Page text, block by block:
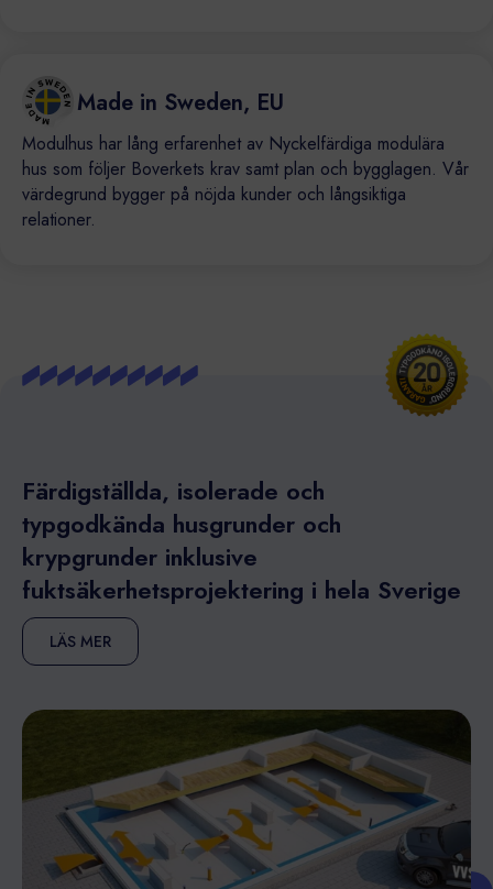
Made in Sweden, EU
Modulhus har lång erfarenhet av Nyckelfärdiga modulära
hus som följer Boverkets krav samt plan och bygglagen. Vår
värdegrund bygger på nöjda kunder och långsiktiga
relationer.
Färdigställda, isolerade och
typgodkända husgrunder och
krypgrunder inklusive
fuktsäkerhetsprojektering i hela Sverige
LÄS MER